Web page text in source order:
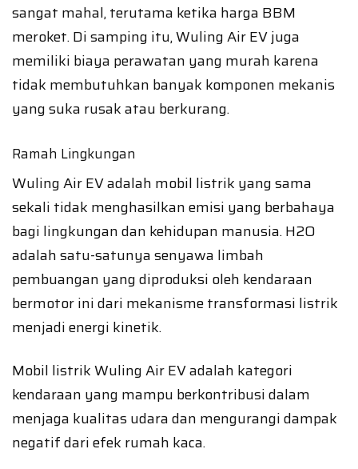
sangat mahal, terutama ketika harga BBM
meroket. Di samping itu, Wuling Air EV juga
memiliki biaya perawatan yang murah karena
tidak membutuhkan banyak komponen mekanis
yang suka rusak atau berkurang.
Ramah Lingkungan
Wuling Air EV adalah mobil listrik yang sama
sekali tidak menghasilkan emisi yang berbahaya
bagi lingkungan dan kehidupan manusia. H2O
adalah satu-satunya senyawa limbah
pembuangan yang diproduksi oleh kendaraan
bermotor ini dari mekanisme transformasi listrik
menjadi energi kinetik.
Mobil listrik Wuling Air EV adalah kategori
kendaraan yang mampu berkontribusi dalam
menjaga kualitas udara dan mengurangi dampak
negatif dari efek rumah kaca.